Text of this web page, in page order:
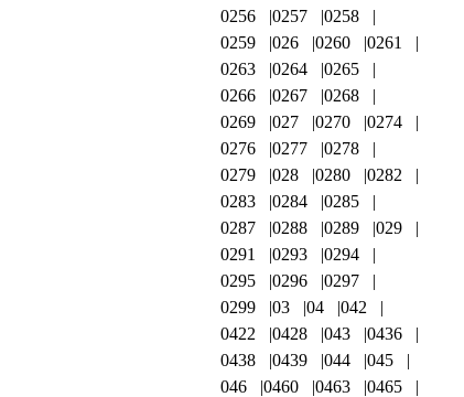
0256
0257
0258
0259
026 0260
0261
0263
0264
0265
0266
0267
0268
0269
027 0270
0274
0276
0277
0278
0279
028 0280
0282
0283
0284
0285
0287
0288 0289
029
0291
0293
0294
0295
0296
0297
0299
03 04
042
0422
0428 043
0436
0438
0439 044
045
046
0460 0463
0465